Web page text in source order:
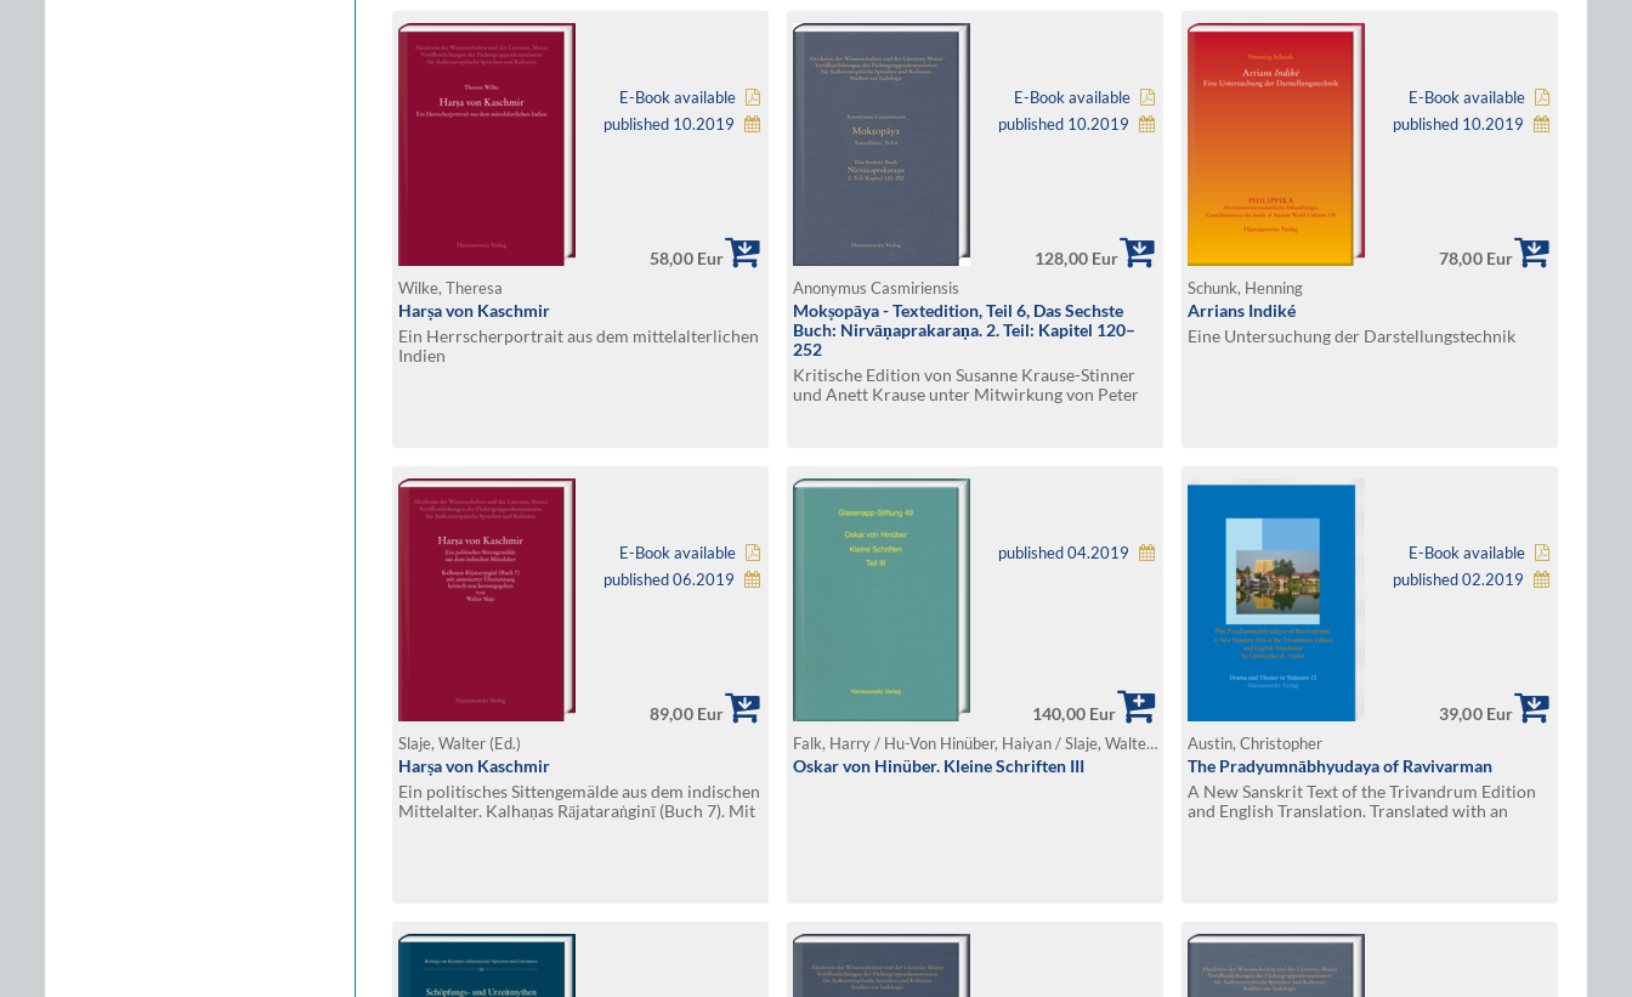
E-Book available
published 10.2019
58,00 Eur
Wilke, Theresa
Harṣa von Kaschmir
Ein Herrscherportrait aus dem mittelalterlichen
Indien
E-Book available
published 10.2019
128,00 Eur
Anonymus Casmiriensis
Mokṣopāya - Textedition, Teil 6, Das Sechste
Buch: Nirvāṇaprakaraṇa. 2. Teil: Kapitel 120–
252
Kritische Edition von Susanne Krause-Stinner
und Anett Krause unter Mitwirkung von Peter
E-Book available
published 10.2019
78,00 Eur
Schunk, Henning
Arrians Indiké
Eine Untersuchung der Darstellungstechnik
E-Book available
published 06.2019
89,00 Eur
Slaje, Walter (Ed.)
Harṣa von Kaschmir
Ein politisches Sittengemälde aus dem indischen
Mittelalter. Kalhaṇas Rājataraṅginī (Buch 7). Mit
published 04.2019
140,00 Eur
Falk, Harry / Hu-Von Hinüber, Haiyan / Slaje, Walter (Ed.)
Oskar von Hinüber. Kleine Schriften III
E-Book available
published 02.2019
39,00 Eur
Austin, Christopher
The Pradyumnābhyudaya of Ravivarman
A New Sanskrit Text of the Trivandrum Edition
and English Translation. Translated with an